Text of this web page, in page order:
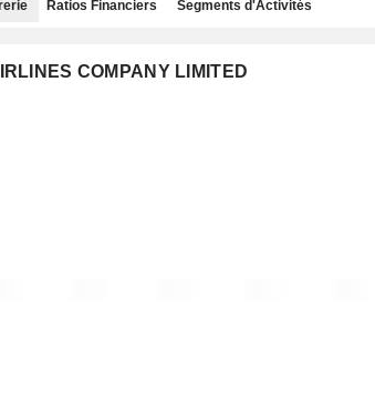
Ratios Financiers Segments d'Activités
COMPANY LIMITED